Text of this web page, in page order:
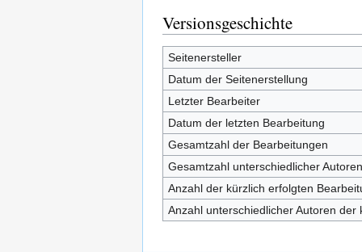
Versionsgeschichte
Seitenersteller
Datum der Seitenerstellung
Letzter Bearbeiter
Datum der letzten Bearbeitung
Gesamtzahl der Bearbeitungen
Gesamtzahl unterschiedlicher Autoren
Anzahl der kürzlich erfolgten
Anzahl unterschiedlicher Autoren